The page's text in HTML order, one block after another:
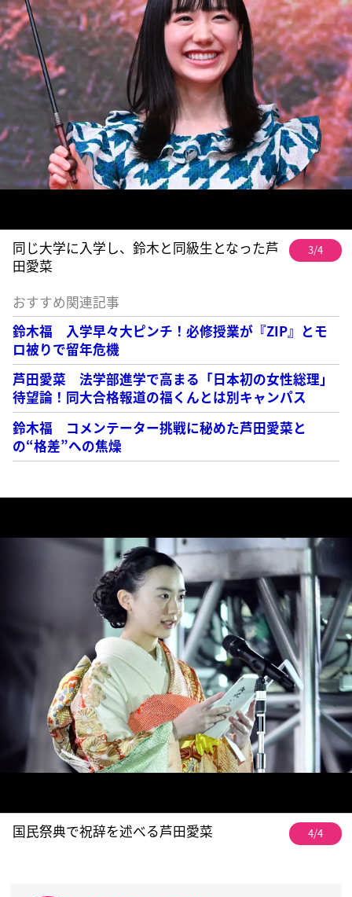
同じ大学に入学し、鈴木と同級生となった芦
田愛菜
3/4
おすすめ関連記事
鈴木福 入学早々大ピンチ！必修授業が『ZIP』とモ
ロ被りで留年危機
芦田愛菜 法学部進学で高まる「日本初の女性総理」
待望論！同大合格報道の福くんとは別キャンパス
鈴木福 コメンテーター挑戦に秘めた芦田愛菜と
の“格差”への焦燥
国民祭典で祝辞を述べる芦田愛菜 4/4